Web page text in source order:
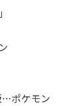
ポケモン